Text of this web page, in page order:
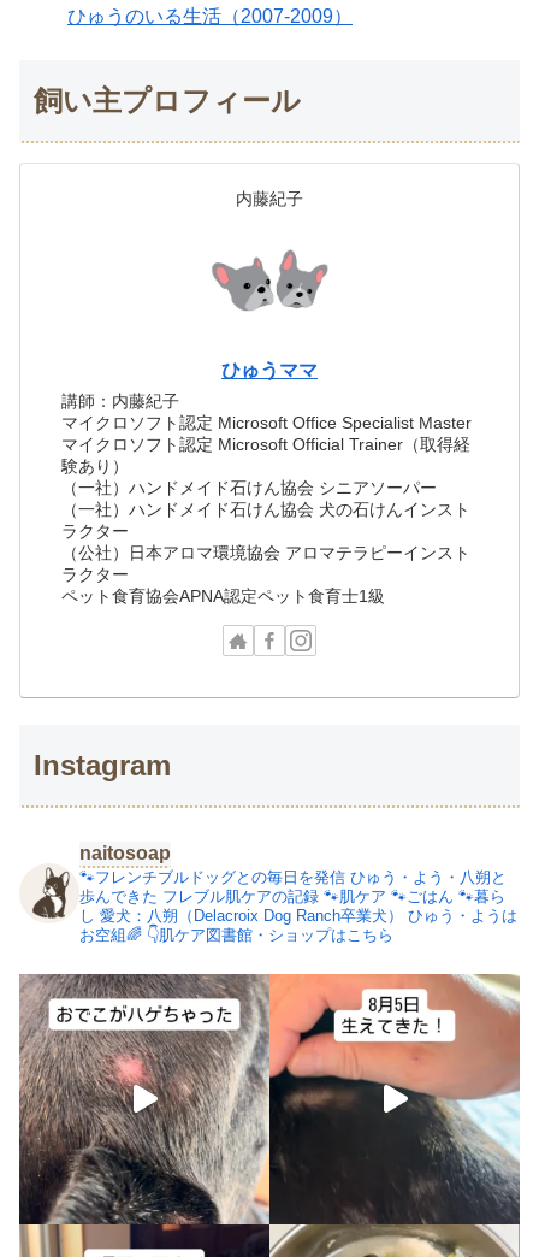
ひゅうのいる生活（2007-2009）
飼い主プロフィール
内藤紀子
ひゅうママ
講師：内藤紀子
マイクロソフト認定 Microsoft Office Specialist Master
マイクロソフト認定 Microsoft Official Trainer（取得経
験あり）
（一社）ハンドメイド石けん協会 シニアソーパー
（一社）ハンドメイド石けん協会 犬の石けんインスト
ラクター
（公社）日本アロマ環境協会 アロマテラピーインスト
ラクター
ペット食育協会APNA認定ペット食育士1級
Instagram
naitosoap
🐾フレンチブルドッグとの毎日を発信 ひゅう・よう・八朔と
歩んできた フレブル肌ケアの記録 🐾肌ケア 🐾ごはん 🐾暮ら
し 愛犬：八朔（Delacroix Dog Ranch卒業犬）
ひゅう・ようは
お空組🌈 👇肌ケア図書館・ショップはこちら